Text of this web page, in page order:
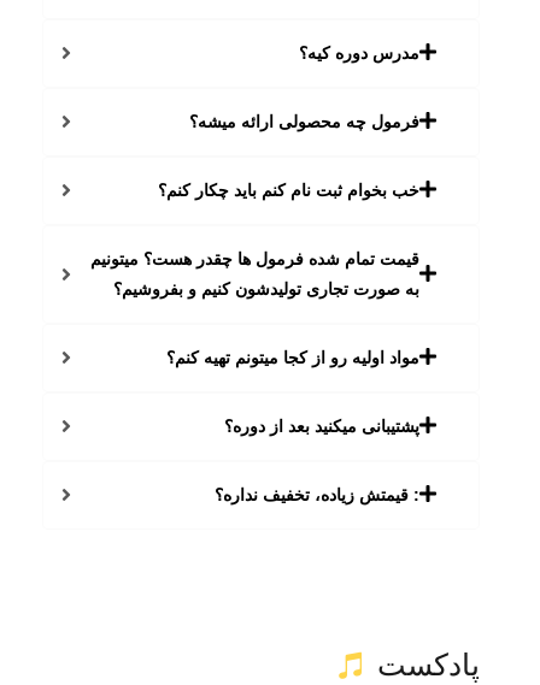
مدرس دوره کیه؟
فرمول چه محصولی ارائه میشه؟
خب بخوام ثبت نام کنم باید چکار کنم؟
قیمت تمام شده فرمول ها چقدر هست؟ میتونیم
به صورت تجاری تولیدشون کنیم و بفروشیم؟
مواد اولیه رو از کجا میتونم تهیه کنم؟
پشتیبانی میکنید بعد از دوره؟
: قیمتش زیاده، تخفیف نداره؟
پادکست